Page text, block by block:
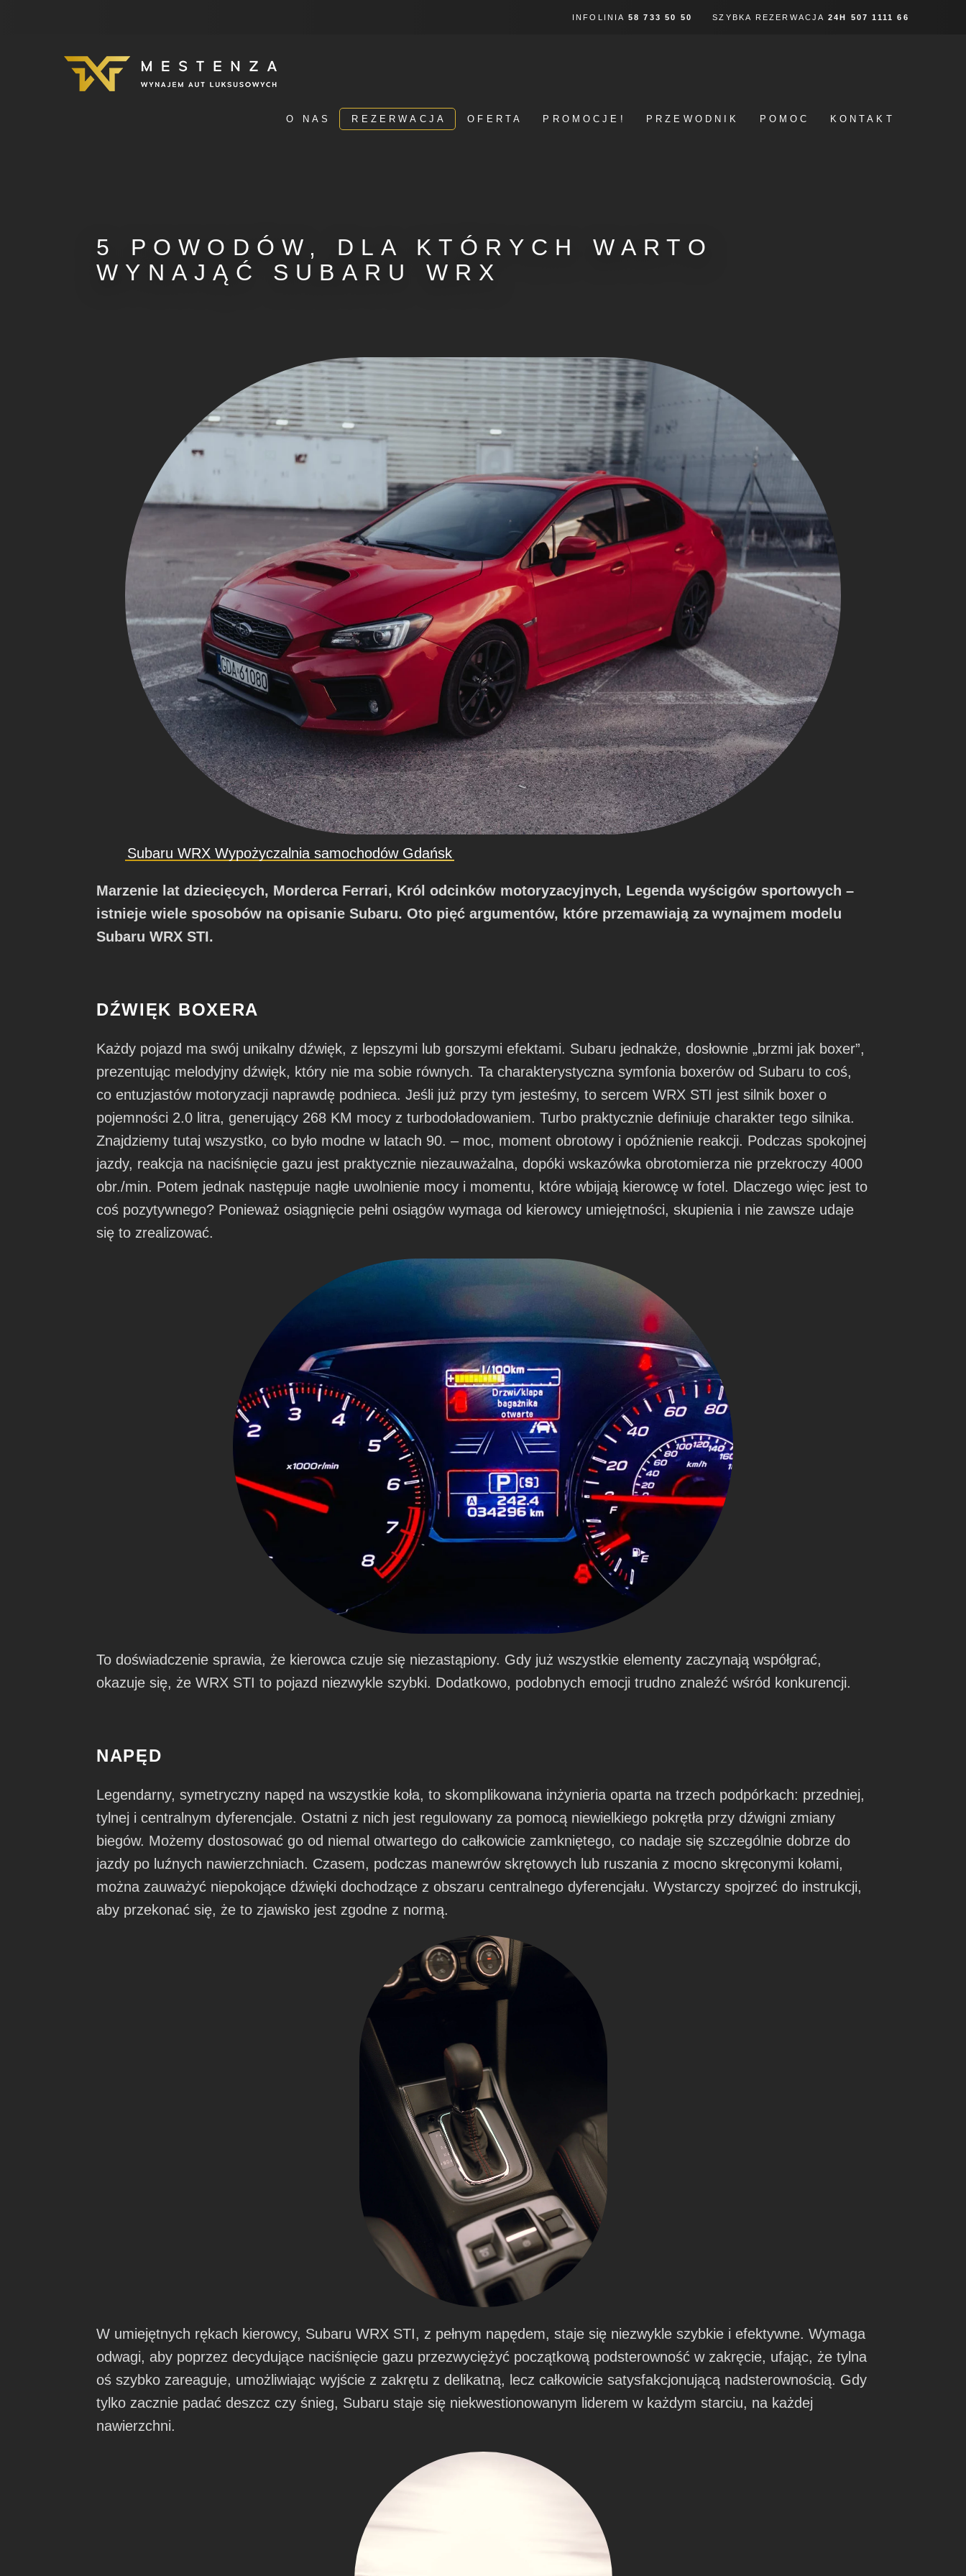
INFOLINIA 58 733 50 50 SZYBKA REZERWACJA 24H 507 1111 66
O NAS REZERWACJA OFERTA PROMOCJE! PRZEWODNIK POMOC KONTAKT
5 POWODÓW, DLA KTÓRYCH WARTO
WYNAJĄĆ SUBARU WRX
Subaru WRX Wypożyczalnia samochodów Gdańsk
Marzenie lat dziecięcych, Morderca Ferrari, Król odcinków motoryzacyjnych, Legenda wyścigów sportowych –
istnieje wiele sposobów na opisanie Subaru. Oto pięć argumentów, które przemawiają za wynajmem modelu
Subaru WRX STI.
DŹWIĘK BOXERA
Każdy pojazd ma swój unikalny dźwięk, z lepszymi lub gorszymi efektami. Subaru jednakże, dosłownie „brzmi jak boxer”,
prezentując melodyjny dźwięk, który nie ma sobie równych. Ta charakterystyczna symfonia boxerów od Subaru to coś,
co entuzjastów motoryzacji naprawdę podnieca. Jeśli już przy tym jesteśmy, to sercem WRX STI jest silnik boxer o
pojemności 2.0 litra, generujący 268 KM mocy z turbodoładowaniem. Turbo praktycznie definiuje charakter tego silnika.
Znajdziemy tutaj wszystko, co było modne w latach 90. – moc, moment obrotowy i opóźnienie reakcji. Podczas spokojnej
jazdy, reakcja na naciśnięcie gazu jest praktycznie niezauważalna, dopóki wskazówka obrotomierza nie przekroczy 4000
obr./min. Potem jednak następuje nagłe uwolnienie mocy i momentu, które wbijają kierowcę w fotel. Dlaczego więc jest to
coś pozytywnego? Ponieważ osiągnięcie pełni osiągów wymaga od kierowcy umiejętności, skupienia i nie zawsze udaje
się to zrealizować.
To doświadczenie sprawia, że kierowca czuje się niezastąpiony. Gdy już wszystkie elementy zaczynają współgrać,
okazuje się, że WRX STI to pojazd niezwykle szybki. Dodatkowo, podobnych emocji trudno znaleźć wśród konkurencji.
NAPĘD
Legendarny, symetryczny napęd na wszystkie koła, to skomplikowana inżynieria oparta na trzech podpórkach: przedniej,
tylnej i centralnym dyferencjale. Ostatni z nich jest regulowany za pomocą niewielkiego pokrętła przy dźwigni zmiany
biegów. Możemy dostosować go od niemal otwartego do całkowicie zamkniętego, co nadaje się szczególnie dobrze do
jazdy po luźnych nawierzchniach. Czasem, podczas manewrów skrętowych lub ruszania z mocno skręconymi kołami,
można zauważyć niepokojące dźwięki dochodzące z obszaru centralnego dyferencjału. Wystarczy spojrzeć do instrukcji,
aby przekonać się, że to zjawisko jest zgodne z normą.
W umiejętnych rękach kierowcy, Subaru WRX STI, z pełnym napędem, staje się niezwykle szybkie i efektywne. Wymaga
odwagi, aby poprzez decydujące naciśnięcie gazu przezwyciężyć początkową podsterowność w zakręcie, ufając, że tylna
oś szybko zareaguje, umożliwiając wyjście z zakrętu z delikatną, lecz całkowicie satysfakcjonującą nadsterownością. Gdy
tylko zacznie padać deszcz czy śnieg, Subaru staje się niekwestionowanym liderem w każdym starciu, na każdej
nawierzchni.